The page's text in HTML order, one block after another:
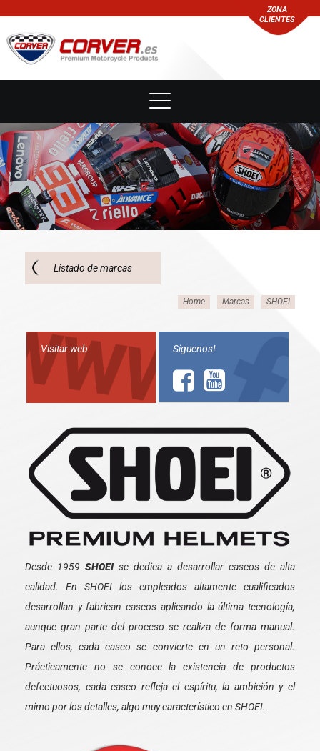
ZONA
CLIENTES
Listado de marcas
Home Marcas SHOEI
Visitar web Siguenos!
Desde 1959 SHOEIse dedica a desarrollar cascos de alta
calidad. En SHOEI los empleados altamente cualificados
desarrollan y fabrican cascos aplicando la última tecnología,
aunque gran parte del proceso se realiza de forma manual.
Para ellos, cada casco se convierte en un reto personal.
Prácticamente no se conoce la existencia de productos
defectuosos, cada casco refleja el espíritu, la ambición y el
mimo por los detalles, algo muy característico en SHOEI.